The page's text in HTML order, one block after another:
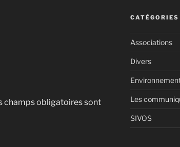
champs obligatoires sont
CATÉGORIES
Associations
Divers
Les
SIVOS